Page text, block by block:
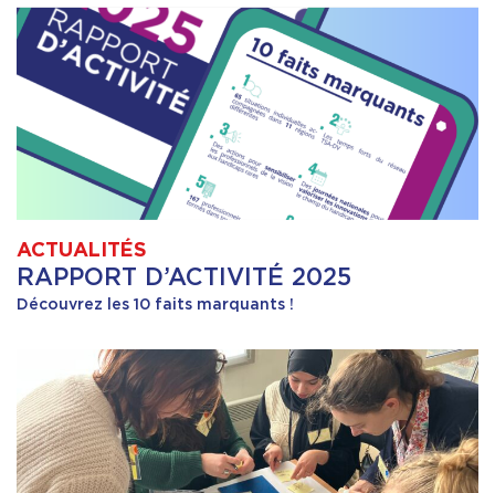
ACTUALITÉS
RAPPORT D’ACTIVITÉ 2025
Découvrez les 10 faits marquants !